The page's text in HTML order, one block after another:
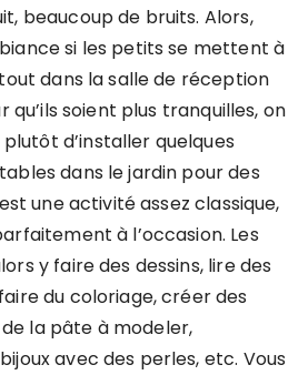
beaucoup de bruits. Alors,
si les petits se mettent à
dans la salle de réception
qu’ils soient plus tranquilles, on
d’installer quelques
dans le jardin pour des
une activité assez classique,
à l’occasion. Les
y faire des dessins, lire des
du coloriage, créer des
la pâte à modeler,
avec des perles, etc. Vous